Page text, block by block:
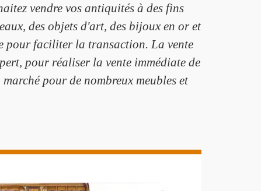
vendre vos antiquités à des fins
des objets d'art, des bijoux en or et
pour faciliter la transaction. La vente
pour réaliser la vente immédiate de
pour de nombreux meubles et